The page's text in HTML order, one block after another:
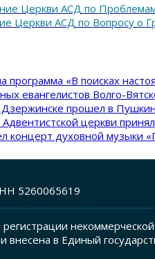
Церкви АСД по
Церкви АСД по Вопросу о
программа «В поисках
евангелистов Волго-
прошел в
церкви
концерт духовной музыки
5260065619
внесена в Единый